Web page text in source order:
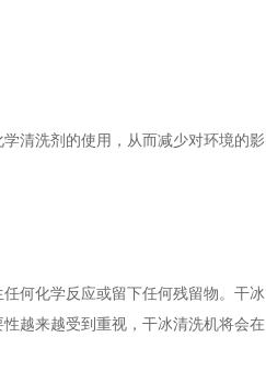
清洗剂的使用，从而减少对环境的影
何化学反应或留下任何残留物。干冰
越来越受到重视，干冰清洗机将会在